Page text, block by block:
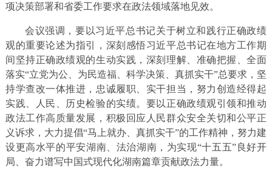
项决策部署和省委工作要求在政法领域落地见效。
会议强调，要以习近平总书记关于树立和践行正确政绩
观的重要论述为指引，深刻感悟习近平总书记在地方工作期
间坚持正确政绩观的生动实践，深刻理解、准确把握、全面
落实“立党为公、为民造福、科学决策、真抓实干”总要求，坚
持学查改一体推进，忠诚履职、实干担当，努力创造经得起
实践、人民、历史检验的实绩。要以正确政绩观引领和推动
政法工作高质量发展，积极回应人民群众安全关切和公平正
义诉求，大力提倡“马上就办、真抓实干”的工作精神，努力建
设更高水平的平安湖南、法治湖南，为实现“十五五”良好开
局、奋力谱写中国式现代化湖南篇章贡献政法力量。